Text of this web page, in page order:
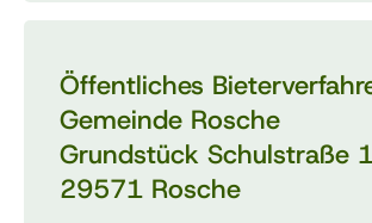
Öffentliches
Gemeinde Rosche
Grundstück Schulstraße
29571 Rosche